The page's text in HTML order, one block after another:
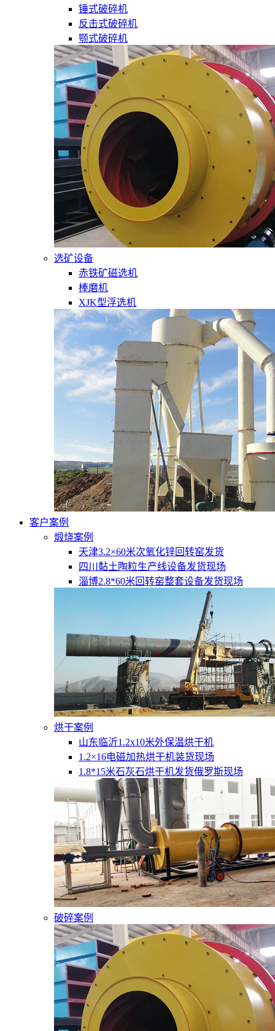
锤式破碎机
反击式破碎机
颚式破碎机
选矿设备
赤铁矿磁选机
棒磨机
XJK型浮选机
客户案例
煅烧案例
天津3.2×60米次氧化锌回转窑发货
四川黏土陶粒生产线设备发货现场
淄博2.8*60米回转窑整套设备发货现场
烘干案例
山东临沂1.2x10米外保温烘干机
1.2×16电磁加热烘干机装货现场
1.8*15米石灰石烘干机发货俄罗斯现场
破碎案例